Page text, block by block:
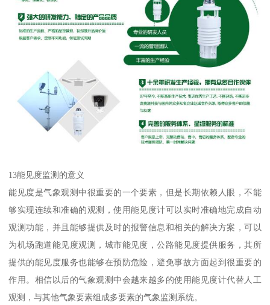
13能见度监测的意义
能见度是气象观测中很重要的一个要素，但是长期依赖人眼，不能
够实现连续和准确的观测，使用能见度计可以实时准确地完成自动
观测功能，并且能够提供及时的报警信息和相关的解决方案，可以
为机场跑道能见度观测，城市能见度，公路能见度提供服务，其所
提供的能见度服务也能够在预防危险，避免事故方面起到很重要的
作用。相信以后的气象观测中会越来越多的使用能见度计代替人工
观测，与其他气象要素组成多要素的气象监测系统。